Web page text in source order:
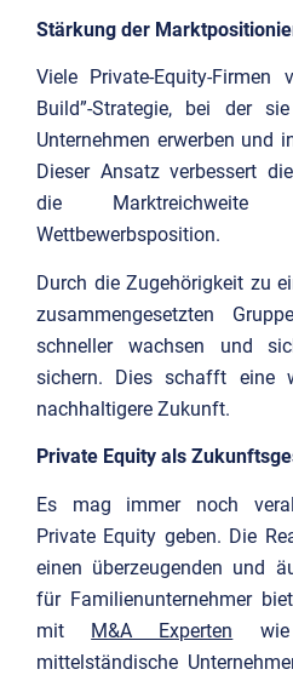
Stärkung der
Viele Private-Equity-Firmen
Build”-Strategie, bei der
Unternehmen erwerben und
Dieser Ansatz verbessert
die
Wettbewerbsposition.
Durch die Zugehörigkeit zu
zusammengesetzten
schneller wachsen und
sichern. Dies schafft eine
nachhaltigere Zukunft.
Private Equity als
Es mag immer noch
Private Equity geben. Die
einen überzeugenden und
für Familienunternehmer
mit M&A Experten wie
mittelständische